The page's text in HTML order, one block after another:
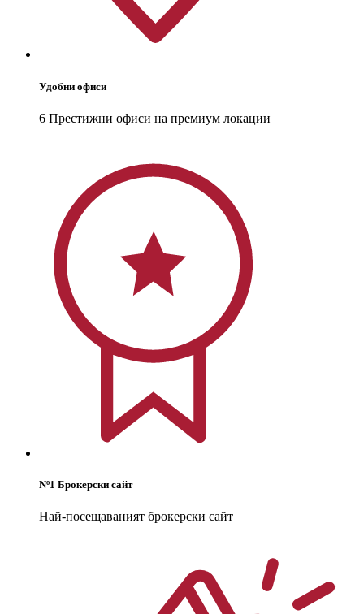
Удобни офиси
6 Престижни офиси на премиум локации
Nº1 Брокерски сайт
Най-посещаваният брокерски сайт